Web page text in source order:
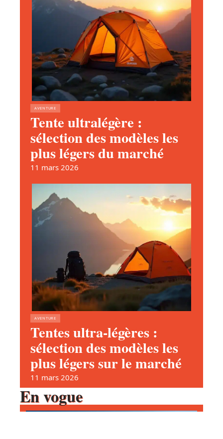
AVENTURE
Tente ultralégère :
sélection des modèles les
plus légers du marché
11 mars 2026
AVENTURE
Tentes ultra-légères :
sélection des modèles les
plus légers sur le marché
11 mars 2026
En vogue